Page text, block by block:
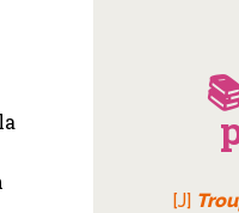
[J]